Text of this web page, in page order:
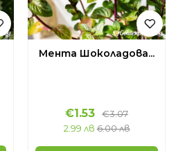
Мента Шоколадова...
€1.53 €3.07
2.99 лв 6.00 лв